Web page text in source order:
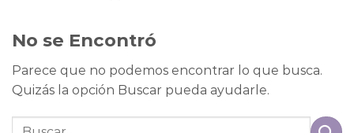
No se Encontró
Parece que no podemos encontrar lo que busca.
Quizás la opción Buscar pueda ayudarle.